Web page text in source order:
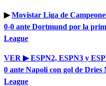
▶Movistar Liga de
0-0 ante Dortmund por la
League
VER ▶ ESPN2, ESPN3 y
0 ante Napoli con gol de
League